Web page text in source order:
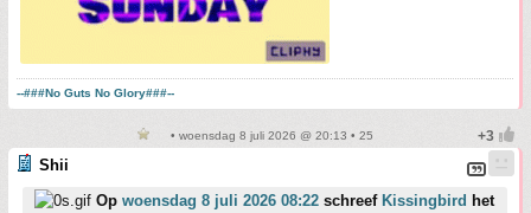
--###No Guts No Glory###--
• woensdag 8 juli 2026 @ 20:13 • 25
Shii
Op woensdag 8 juli 2026 08:22 schreef Kissingbird het